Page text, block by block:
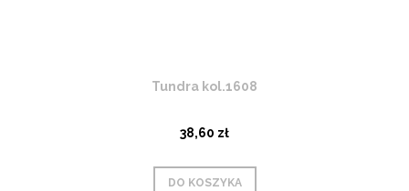
Tundra kol.1608
38,60 zł
DO KOSZYKA